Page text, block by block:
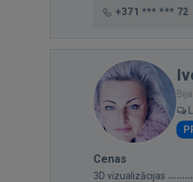
+371 *** *** 72
Cenas
3D vizualizācijas